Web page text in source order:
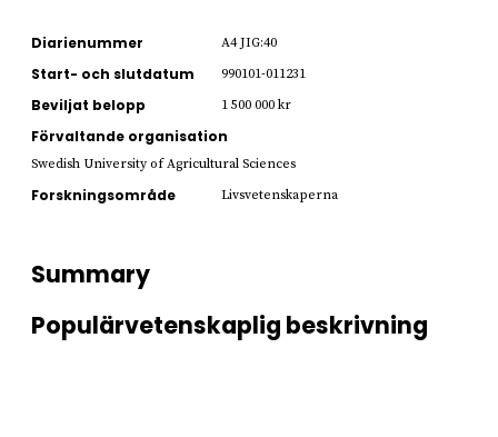
Diarienummer A4 JIG:40
Start- och slutdatum 990101-011231
Beviljat belopp 1 500 000 kr
Förvaltande organisation
Swedish University of Agricultural Sciences
Forskningsområde Livsvetenskaperna
Summary
Populärvetenskaplig beskrivning